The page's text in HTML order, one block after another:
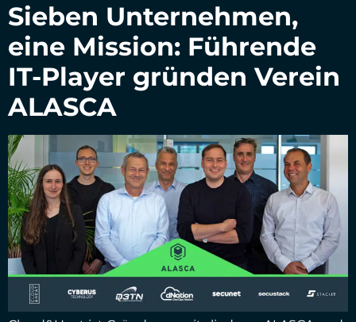
Sieben Unternehmen,
eine Mission: Führende
IT-Player gründen Verein
ALASCA